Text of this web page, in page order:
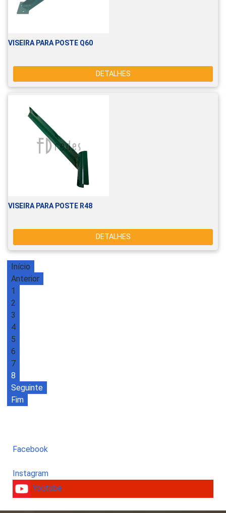
VISEIRA PARA POSTE Q60
DETALHES
VISEIRA PARA POSTE R48
DETALHES
Início
Anterior
1
2
3
4
5
6
7
8
Seguinte
Fim
Facebook
Instagram
Youtube